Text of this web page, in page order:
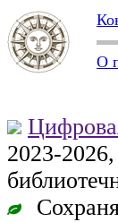
О
2023-